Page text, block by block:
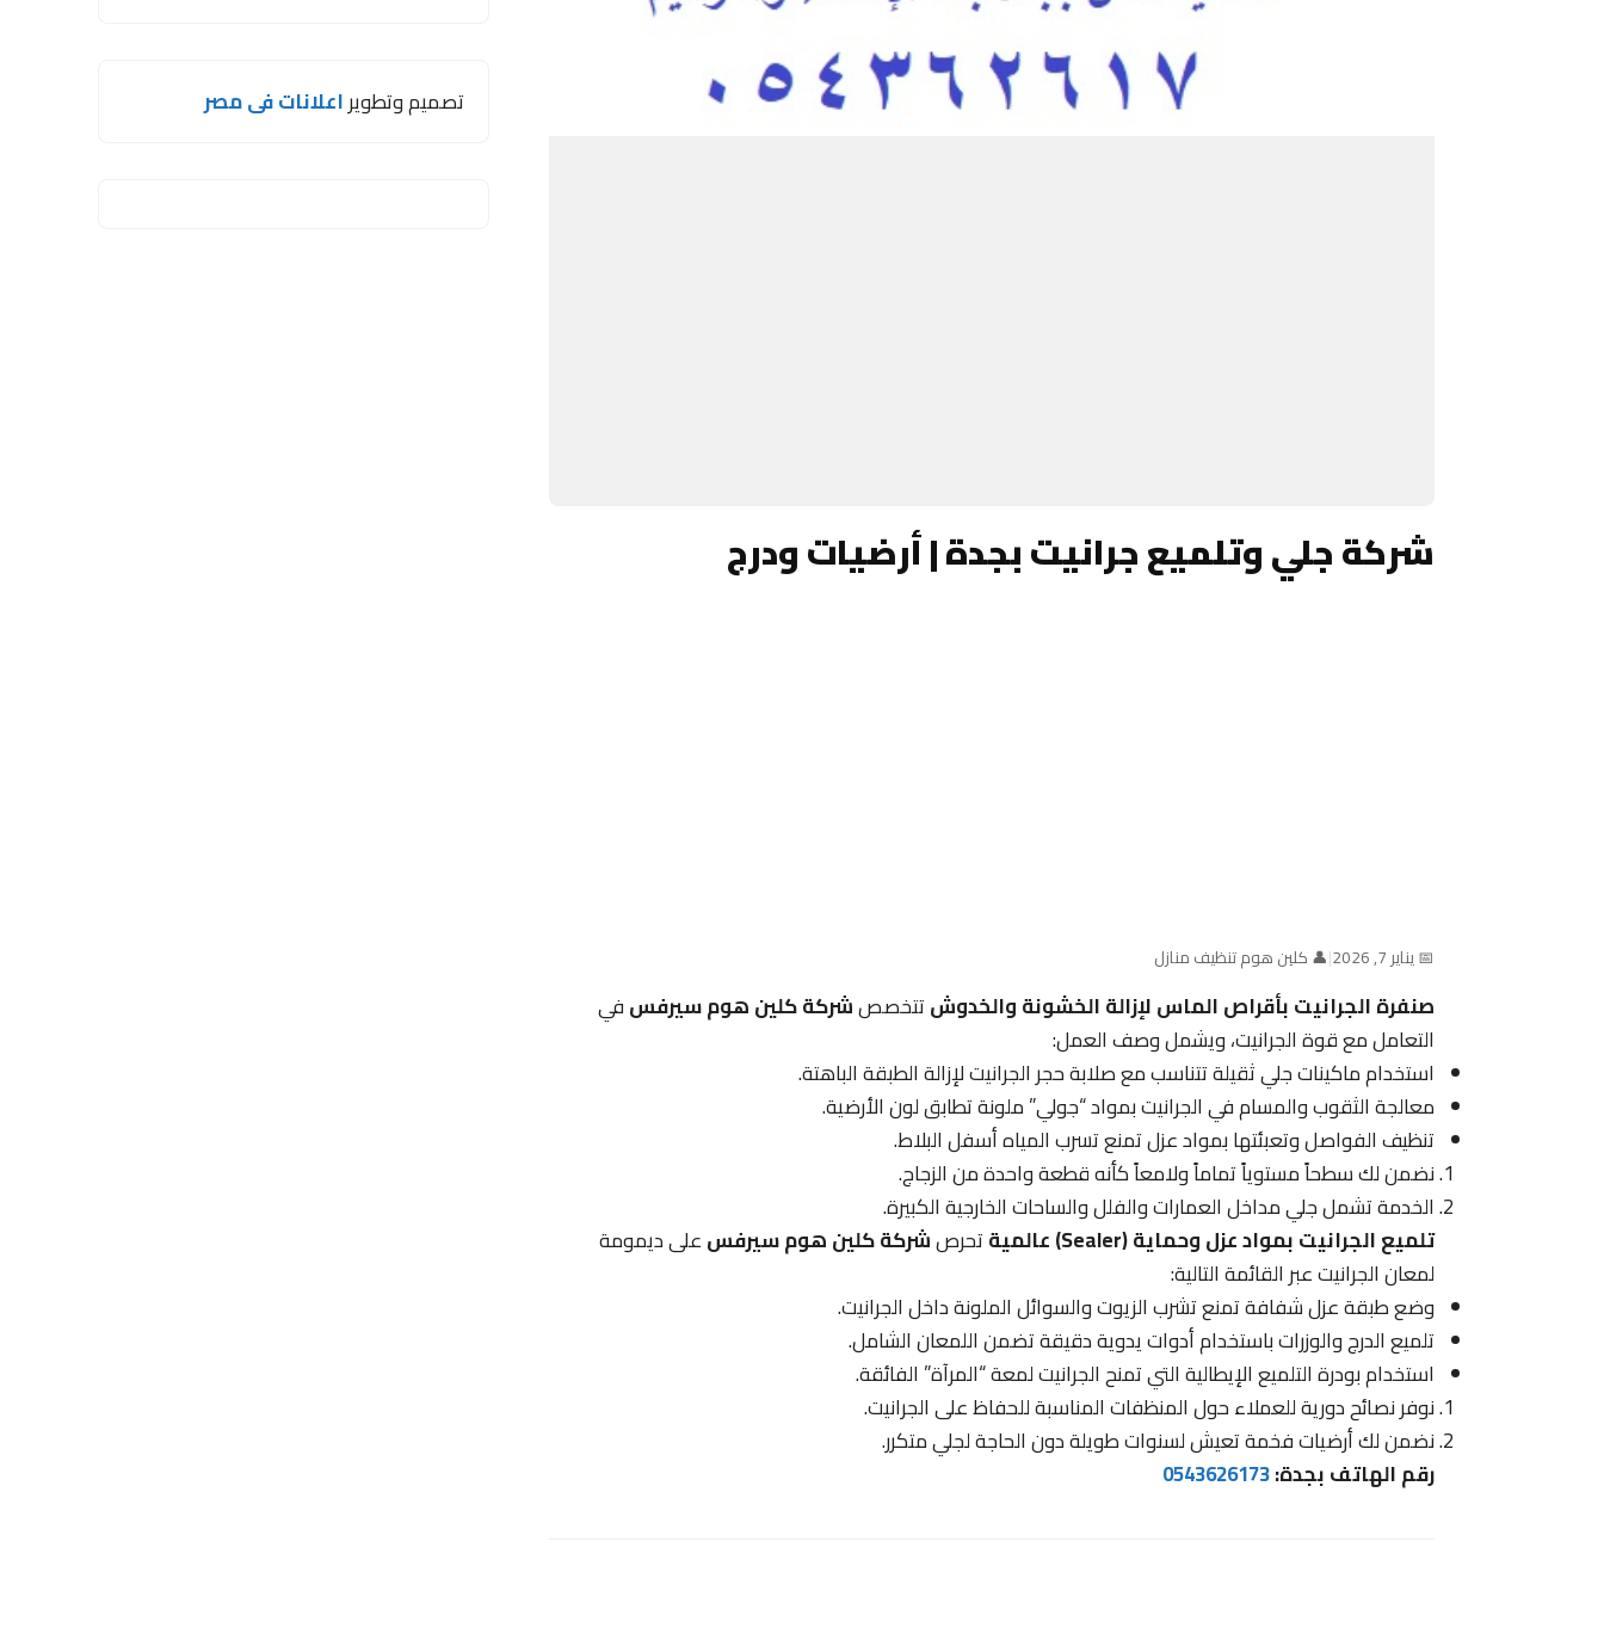
شركة جلي وتلميع جرانيت بجدة | أرضيات ودرج
📅 يناير 7, 2026 |👤 كلين هوم تنظيف منازل
صنفرة الجرانيت بأقراص الماس لإزالة الخشونة والخدوشتتخصصشركة كلين هوم سيرفسفي
التعامل مع قوة الجرانيت، ويشمل وصف العمل:
استخدام ماكينات جلي ثقيلة تتناسب مع صلابة حجر الجرانيت لإزالة الطبقة الباهتة.
معالجة الثقوب والمسام في الجرانيت بمواد “جولي” ملونة تطابق لون الأرضية.
تنظيف الفواصل وتعبئتها بمواد عزل تمنع تسرب المياه أسفل البلاط.
نضمن لك سطحاً مستوياً تماماً ولامعاً كأنه قطعة واحدة من الزجاج.
الخدمة تشمل جلي مداخل العمارات والفلل والساحات الخارجية الكبيرة.
تلميع الجرانيت بمواد عزل وحماية (Sealer) عالمية
تحرصشركة كلين هوم سيرفسعلى ديمومة
لمعان الجرانيت عبر القائمة التالية:
وضع طبقة عزل شفافة تمنع تشرب الزيوت والسوائل الملونة داخل الجرانيت.
تلميع الدرج والوزرات باستخدام أدوات يدوية دقيقة تضمن اللمعان الشامل.
استخدام بودرة التلميع الإيطالية التي تمنح الجرانيت لمعة “المرآة” الفائقة.
نوفر نصائح دورية للعملاء حول المنظفات المناسبة للحفاظ على الجرانيت.
نضمن لك أرضيات فخمة تعيش لسنوات طويلة دون الحاجة لجلي متكرر.
رقم الهاتف بجدة:0543626173
تصميم وتطويراعلانات فى مصر